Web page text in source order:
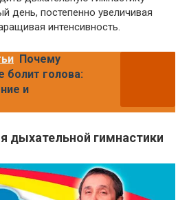
день, постепенно увеличивая
интенсивность.
Почему
болит голова:
и
дыхательной гимнастики